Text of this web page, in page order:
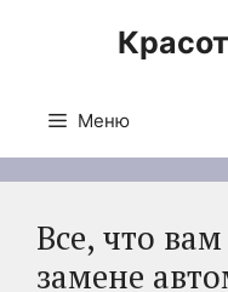
Меню
Все, что
замене